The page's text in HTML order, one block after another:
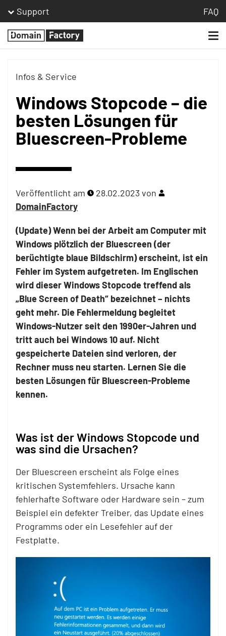
Support FAQ
Homepage
Infos & Service
Windows Stopcode – die
besten Lösungen für
Bluescreen-Probleme
Veröffentlicht am 28.02.2023 von
DomainFactory
(Update) Wenn bei der Arbeit am Computer mit
Windows plötzlich der Bluescreen (der
berüchtigte blaue Bildschirm)erscheint, ist ein
Fehler im System aufgetreten. Im Englischen
wird dieser Windows Stopcode treffend als
„Blue Screen of Death“ bezeichnet – nichts
geht mehr. Die Fehlermeldung begleitet
Windows-Nutzer seit den 1990er-Jahren und
tritt auch bei Windows 10 auf. Nicht
gespeicherte Dateien sind verloren, der
Rechner muss neu starten. Lernen Sie die
besten Lösungen für Bluescreen-Probleme
kennen.
Was ist der Windows Stopcode und
was sind die Ursachen?
Der Bluescreen erscheint als Folge eines
kritischen Systemfehlers. Ursache kann
fehlerhafte Software oder Hardware sein – zum
Beispiel ein defekter Treiber, das Update eines
Programms oder ein Lesefehler auf der
Festplatte.